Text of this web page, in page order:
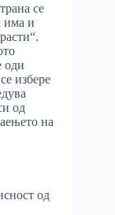
се
има и
оди
избере
од
на
од